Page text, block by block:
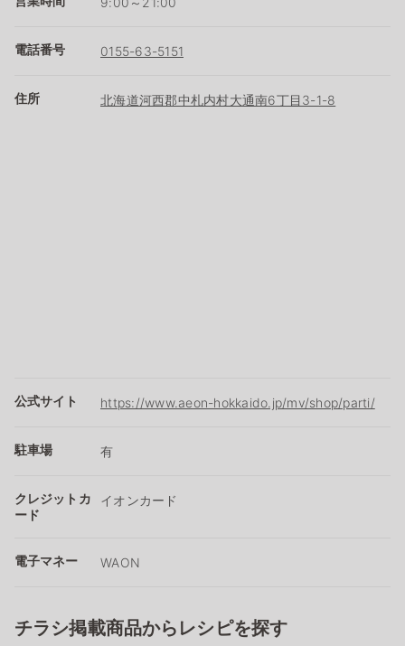
電話番号 0155-63-5151
住所 北海道河西郡中札内村大通南6丁目3-1-8
公式サイト https://www.aeon-hokkaido.jp/mv/shop/parti/
駐車場 有
クレジットカ
ード
イオンカード
電子マネー WAON
チラシ掲載商品からレシピを探す